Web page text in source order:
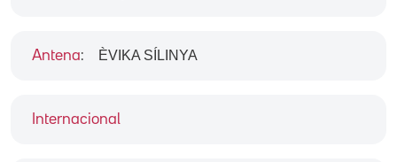
Internacional
Antena: ÈVIKA SÍLINYA